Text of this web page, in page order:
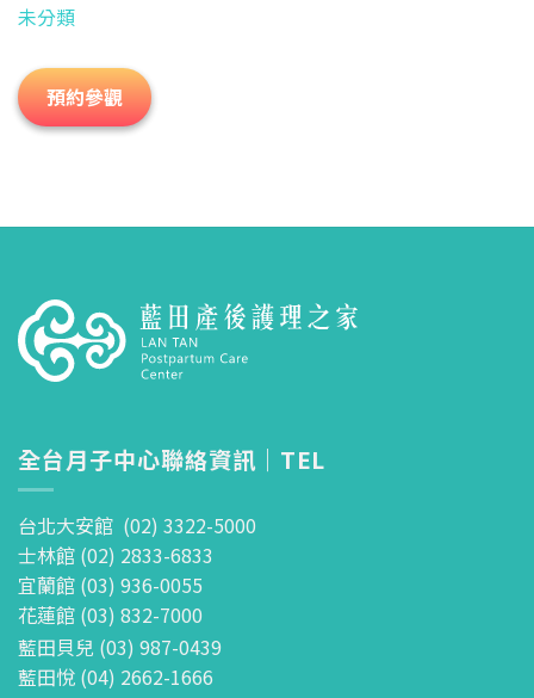
未分類
預約參觀
全台月子中心聯絡資訊｜TEL
台北大安館 (02) 3322-5000
士林館 (02) 2833-6833
宜蘭館 (03) 936-0055
花蓮館 (03) 832-7000
藍田貝兒 (03) 987-0439
藍田悅 (04) 2662-1666